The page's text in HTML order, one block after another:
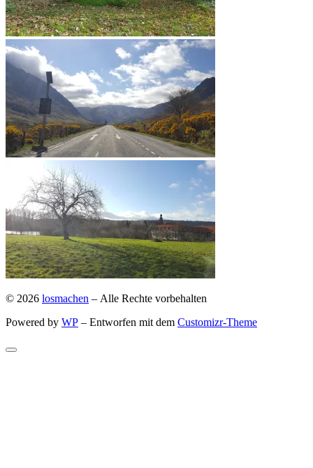
© 2026 losmachen – Alle Rechte vorbehalten
Powered by WP – Entworfen mit dem Customizr-Theme